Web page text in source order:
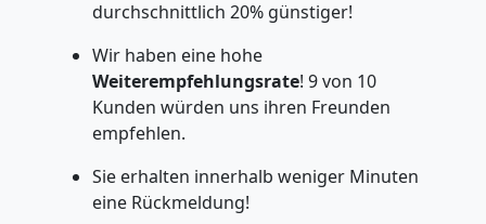
durchschnittlich 20% günstiger!
Wir haben eine hohe
Weiterempfehlungsrate! 9 von 10
Kunden würden uns ihren Freunden
empfehlen.
Sie erhalten innerhalb weniger Minuten
eine Rückmeldung!